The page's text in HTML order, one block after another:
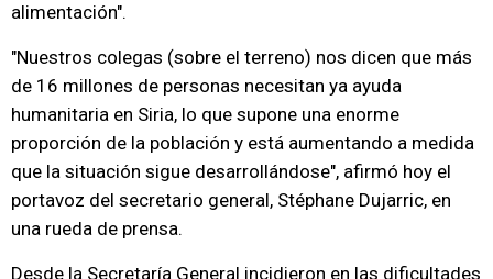
alimentación".
"Nuestros colegas (sobre el terreno) nos dicen que más
de 16 millones de personas necesitan ya ayuda
humanitaria en Siria, lo que supone una enorme
proporción de la población y está aumentando a medida
que la situación sigue desarrollándose", afirmó hoy el
portavoz del secretario general, Stéphane Dujarric, en
una rueda de prensa.
Desde la Secretaría General incidieron en las dificultades